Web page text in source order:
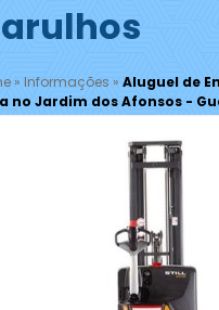
» Informações » Aluguel de
no Jardim dos Afonsos -